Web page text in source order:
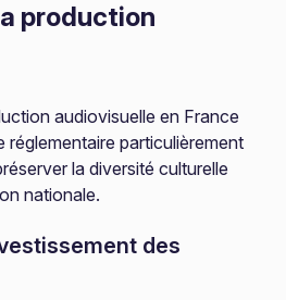
production
audiovisuelle en France
réglementaire particulièrement
la diversité culturelle
nationale.
des